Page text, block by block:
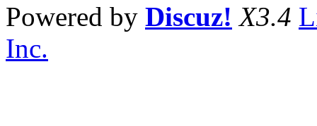
Powered by Discuz! X3.4
Inc.